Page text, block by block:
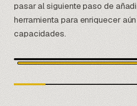
pasar al siguiente paso de
herramienta para enriquecer
capacidades.